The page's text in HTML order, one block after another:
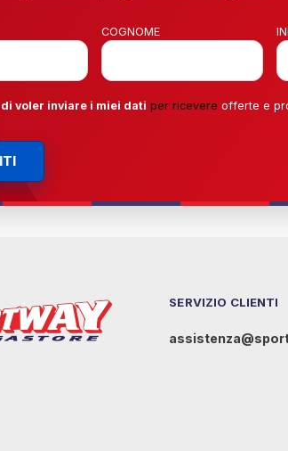
COGNOME
voler inviare i miei dati per ricevere offerte e
SERVIZIO CLIENTI